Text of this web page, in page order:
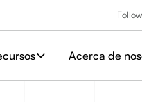
Acerca de